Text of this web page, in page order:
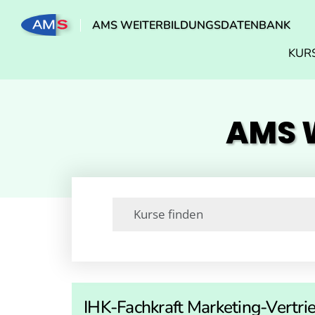
AMS WEITERBILDUNGSDATENBANK
AMS
IHK-Fachkraft Marketing-